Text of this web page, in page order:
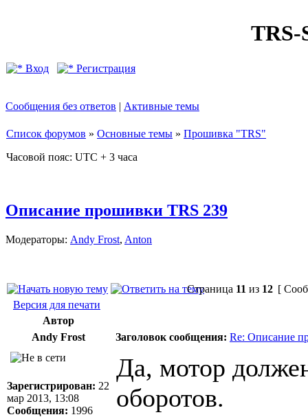
TRS-
Вход Регистрация
Сообщения без ответов | Активные темы
Список форумов » Основные темы » Прошивка "TRS"
Часовой пояс: UTC + 3 часа
Описание прошивки TRS 239
Модераторы: Andy Frost, Anton
Страница 11 из 12 [
Версия для печати
Автор
Andy Frost
Заголовок сообщения: Re: Описание
Зарегистрирован: 22
мар 2013, 13:08
Сообщения: 1996
Да, мотор
оборотов.